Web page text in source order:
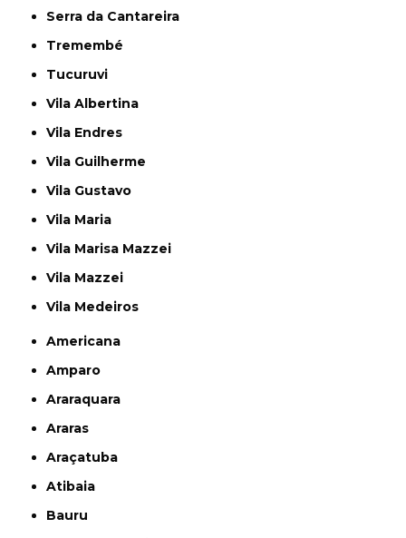
Serra da Cantareira
Tremembé
Tucuruvi
Vila Albertina
Vila Endres
Vila Guilherme
Vila Gustavo
Vila Maria
Vila Marisa Mazzei
Vila Mazzei
Vila Medeiros
Americana
Amparo
Araraquara
Araras
Araçatuba
Atibaia
Bauru